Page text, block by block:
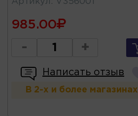
Артикул : V356001
985.00
- +
Написать отзыв
В 2-х и более магазинах